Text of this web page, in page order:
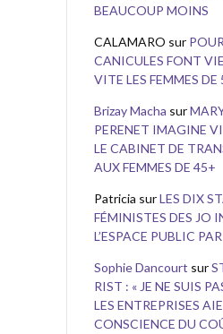
BEAUCOUP MOINS
CALAMARO sur
CANICULES FONT
VITE LES FEMMES DE
Brizay Macha sur
PERENET IMAGINE
LE CABINET DE
AUX FEMMES DE 45+
Patricia surLES DIX
FÉMINISTES DES JO
L’ESPACE PUBLIC
Sophie Dancourt sur
RIST : « JE NE SUIS
LES ENTREPRISES
CONSCIENCE DU